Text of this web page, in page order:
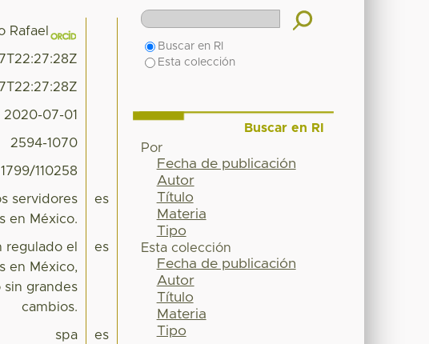
Rafael
2020-07-01
2594-1070
110258
servidores
en México.
es
regulado el
en México,
sin grandes
cambios.
es
spa es
Buscar en RI
Esta colección
Buscar en RI
Por
Fecha de publicación
Autor
Título
Materia
Tipo
Esta colección
Fecha de publicación
Autor
Título
Materia
Tipo